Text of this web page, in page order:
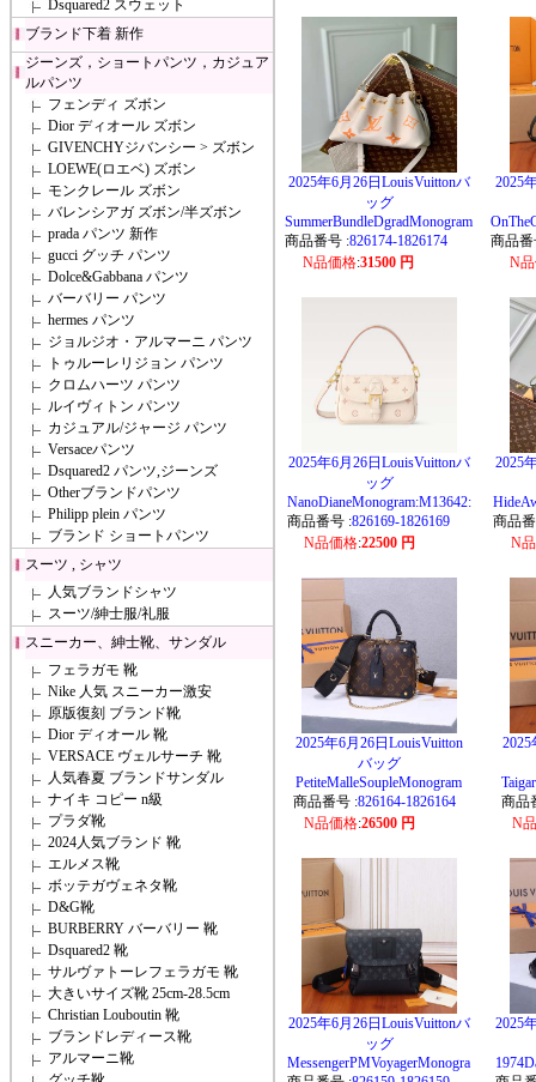
Dsquared2 スウェット
ブランド下着 新作
ジーンズ，ショートパンツ，カジュア
ルパンツ
フェンディ ズボン
Dior ディオール ズボン
GIVENCHYジバンシー > ズボン
LOEWE(ロエベ) ズボン
モンクレール ズボン
バレンシアガ ズボン/半ズボン
prada パンツ 新作
gucci グッチ パンツ
Dolce&Gabbana パンツ
バーバリー パンツ
hermes パンツ
ジョルジオ・アルマーニ パンツ
トゥルーレリジョン パンツ
クロムハーツ パンツ
ルイヴィトン パンツ
カジュアル/ジャージ パンツ
Versaceパンツ
Dsquared2 パンツ,ジーンズ
Otherブランドパンツ
Philipp plein パンツ
ブランド ショートパンツ
スーツ , シャツ
人気ブランドシャツ
スーツ/紳士服/礼服
スニーカー、紳士靴、サンダル
フェラガモ 靴
Nike 人気 スニーカー激安
原版復刻 ブランド靴
Dior ディオール 靴
VERSACE ヴェルサーチ 靴
人気春夏 ブランドサンダル
ナイキ コピー n級
プラダ靴
2024人気ブランド 靴
エルメス靴
ボッテガヴェネタ靴
D&G靴
BURBERRY バーバリー 靴
Dsquared2 靴
サルヴァトーレフェラガモ 靴
大きいサイズ靴 25cm-28.5cm
Christian Louboutin 靴
ブランドレディース靴
アルマーニ靴
2025年6月26日LouisVuittonバ
ッグ
SummerBundleDgradMonogram
商品番号 :826174-1826174
N品価格:31500 円
2025
商品
N
2025年6月26日LouisVuittonバ
ッグ
NanoDianeMonogram:M13642:
商品番号 :826169-1826169
N品価格:22500 円
2025
商品
N
2025年6月26日LouisVuitton
バッグ
PetiteMalleSoupleMonogram
商品番号 :826164-1826164
N品価格:26500 円
商品
N
2025年6月26日LouisVuittonバ
ッグ
MessengerPMVoyagerMonogra
2025